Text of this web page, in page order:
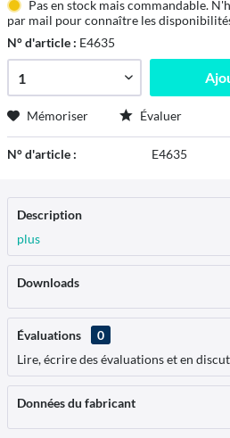
Pas en stock mais commandable.
par mail pour connaître les
N° d'article : E4635
Mémoriser Évaluer
N° d'article : E4635
Description
plus
Downloads
Évaluations
0
Lire, écrire des évaluations et en
Données du fabricant